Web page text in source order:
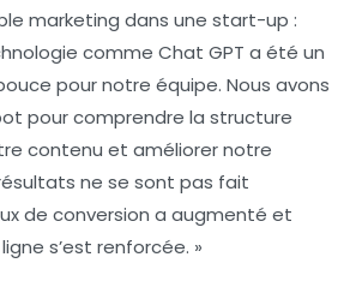
marketing dans une start-up :
comme Chat GPT a été un
pour notre équipe. Nous avons
pour comprendre la structure
contenu et améliorer notre
ne se sont pas fait
de conversion a augmenté et
s’est renforcée. »